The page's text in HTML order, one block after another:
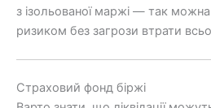
з ізольованої маржі — так
ризиком без загрози втрати
Страховий фонд біржі